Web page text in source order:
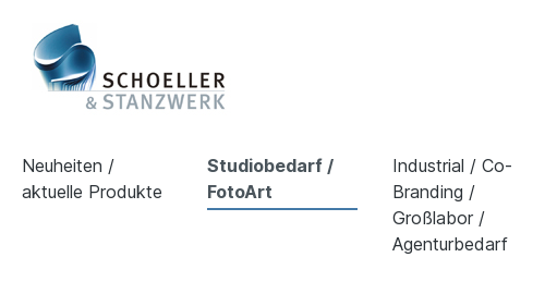
Neuheiten /
aktuelle Produkte
Studiobedarf /
FotoArt
Industrial / Co-
Branding /
Großlabor /
Agenturbedarf